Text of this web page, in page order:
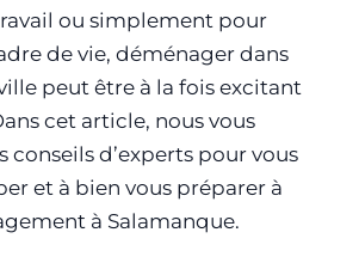
ou simplement pour
de vie, déménager dans
peut être à la fois excitant
cet article, nous vous
conseils d’experts pour vous
et à bien vous préparer à
à Salamanque.